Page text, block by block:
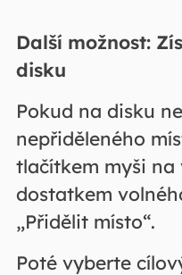
Další možnost:
disku
Pokud na disku
nepřiděleného
tlačítkem myši na
dostatkem
„Přidělit místo“.
Poté vyberte